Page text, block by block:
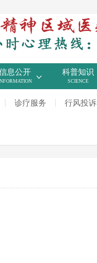
息公开 科普知识
SCIENCE
诊疗服务 行风投诉